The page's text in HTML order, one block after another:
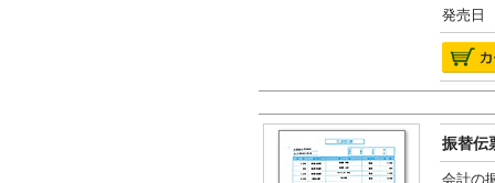
発売日
振替伝
会計の